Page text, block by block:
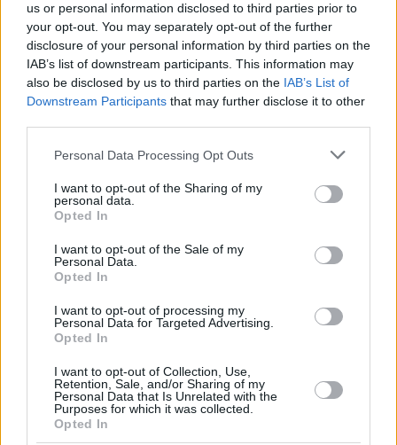
us or personal information disclosed to third parties prior to
your opt-out. You may separately opt-out of the further
disclosure of your personal information by third parties on the
IAB’s list of downstream participants. This information may
also be disclosed by us to third parties on the IAB’s List of
Downstream Participants that may further disclose it to other
Please note that this website/app uses one or more Google
not limited to your visit or usage behaviour. You may click to
grant or deny consent to Google and its third-party tags to
use your data for below specified purposes in below Google
consent section.
Personal Data Processing Opt Outs
I want to opt-out of the Sharing of my
personal data.
Opted In
I want to opt-out of the Sale of my
Personal Data.
Opted In
I want to opt-out of processing my
Personal Data for Targeted Advertising.
Opted In
I want to opt-out of Collection, Use,
Retention, Sale, and/or Sharing of my
Personal Data that Is Unrelated with the
Purposes for which it was collected.
Opted In
ΦΥΣΙΚΟΘΕΡΑΠΕΙΑ
Θεραπευτική άσκηση και clinical
pilates: Γνωρίζουμε τις
δημοφιλείς μεθόδους
Physiotherapy